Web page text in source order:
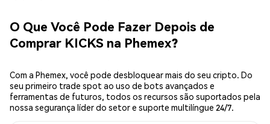
O Que Você Pode Fazer Depois de
Comprar KICKS na Phemex?
Com a Phemex, você pode desbloquear mais do seu cripto. Do
seu primeiro trade spot ao uso de bots avançados e
ferramentas de futuros, todos os recursos são suportados pela
nossa segurança líder do setor e suporte multilíngue 24/7.